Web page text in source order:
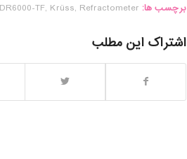
برچسب ها: DR6000-TF, Krüss, Refractometer
اشتراک این مطلب